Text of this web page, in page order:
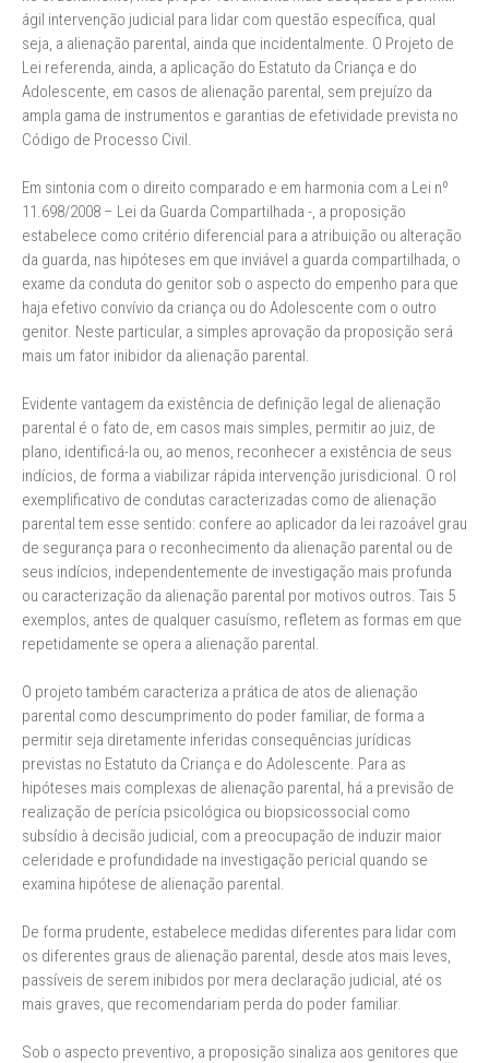
ágil intervenção judicial para lidar com questão específica, qual
seja, a alienação parental, ainda que incidentalmente. O Projeto de
Lei referenda, ainda, a aplicação do Estatuto da Criança e do
Adolescente, em casos de alienação parental, sem prejuízo da
ampla gama de instrumentos e garantias de efetividade prevista no
Código de Processo Civil.
Em sintonia com o direito comparado e em harmonia com a Lei nº
11.698/2008 – Lei da Guarda Compartilhada -, a proposição
estabelece como critério diferencial para a atribuição ou alteração
da guarda, nas hipóteses em que inviável a guarda compartilhada, o
exame da conduta do genitor sob o aspecto do empenho para que
haja efetivo convívio da criança ou do Adolescente com o outro
genitor. Neste particular, a simples aprovação da proposição será
mais um fator inibidor da alienação parental.
Evidente vantagem da existência de definição legal de alienação
parental é o fato de, em casos mais simples, permitir ao juiz, de
plano, identificá-la ou, ao menos, reconhecer a existência de seus
indícios, de forma a viabilizar rápida intervenção jurisdicional. O rol
exemplificativo de condutas caracterizadas como de alienação
parental tem esse sentido: confere ao aplicador da lei razoável grau
de segurança para o reconhecimento da alienação parental ou de
seus indícios, independentemente de investigação mais profunda
ou caracterização da alienação parental por motivos outros. Tais 5
exemplos, antes de qualquer casuísmo, refletem as formas em que
repetidamente se opera a alienação parental.
O projeto também caracteriza a prática de atos de alienação
parental como descumprimento do poder familiar, de forma a
permitir seja diretamente inferidas consequências jurídicas
previstas no Estatuto da Criança e do Adolescente. Para as
hipóteses mais complexas de alienação parental, há a previsão de
realização de perícia psicológica ou biopsicossocial como
subsídio à decisão judicial, com a preocupação de induzir maior
celeridade e profundidade na investigação pericial quando se
examina hipótese de alienação parental.
De forma prudente, estabelece medidas diferentes para lidar com
os diferentes graus de alienação parental, desde atos mais leves,
passíveis de serem inibidos por mera declaração judicial, até os
mais graves, que recomendariam perda do poder familiar.
Sob o aspecto preventivo, a proposição sinaliza aos genitores que